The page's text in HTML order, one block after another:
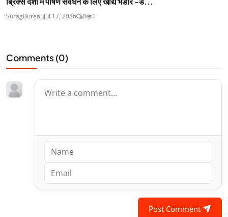
SuragBureauJul 17, 2026 0 1
Comments (0)
Post Comment